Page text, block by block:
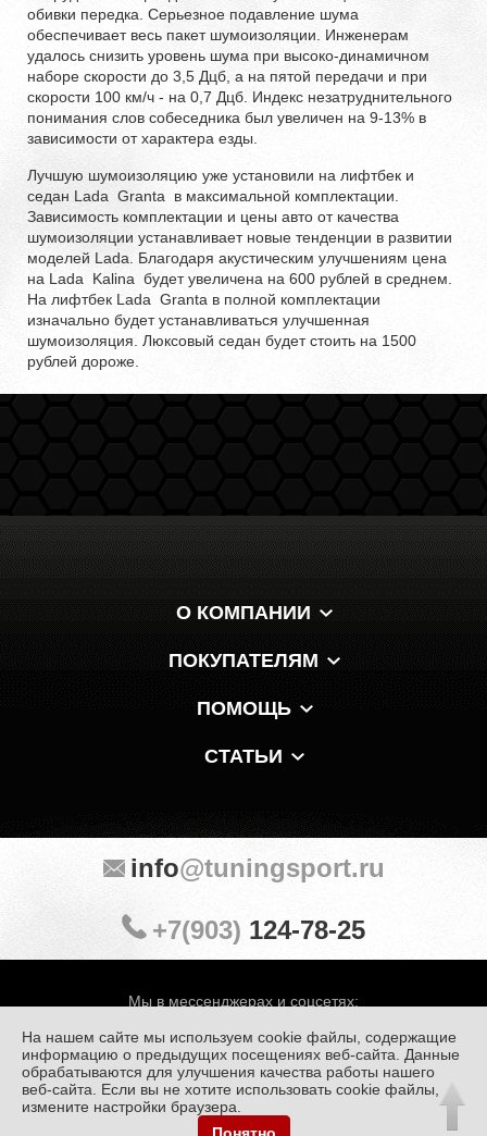
обивки передка. Серьезное подавление шума
обеспечивает весь пакет шумоизоляции. Инженерам
удалось снизить уровень шума при высоко-динамичном
наборе скорости до 3,5 Дцб, а на пятой передачи и при
скорости 100 км/ч - на 0,7 Дцб. Индекс незатруднительного
понимания слов собеседника был увеличен на 9-13% в
зависимости от характера езды.
Лучшую шумоизоляцию уже установили на лифтбек и
седан Lada Granta
в максимальной комплектации.
Зависимость комплектации и цены авто от качества
шумоизоляции устанавливает новые тенденции в развитии
моделей Lada . Благодаря акустическим улучшениям цена
на Lada Kalina будет увеличена на 600 рублей в среднем.
На лифтбек Lada Granta в полной комплектации
изначально будет устанавливаться улучшенная
шумоизоляция. Люксовый седан будет стоить на 1500
рублей дороже.
О КОМПАНИИ
ПОКУПАТЕЛЯМ
ПОМОЩЬ
СТАТЬИ
Мы в мессенджерах и соцсетях:
info@tuningsport.ru
+7(903) 124-78-25
© «Тюнинг Спорт» 1998 — 2026
Политика конфиденциальности
На нашем сайте мы используем cookie файлы, содержащие
информацию о предыдущих посещениях веб-сайта. Данные
обрабатываются для улучшения качества работы нашего
веб-сайта. Если вы не хотите использовать cookie файлы,
измените настройки браузера.